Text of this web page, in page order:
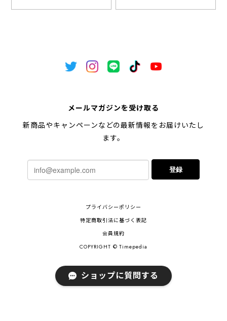
メールマガジンを受け取る
新商品やキャンペーンなどの最新情報をお届けいたし
ます。
登録
プライバシーポリシー
特定商取引法に基づく表記
会員規約
COPYRIGHT © Timepedia
ショップに質問する